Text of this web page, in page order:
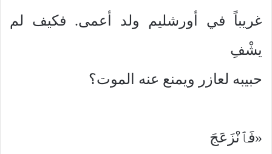
غريباً في أورشليم ولد أعمى. فكيف لم
يشْفِ
حبيبه لعازر ويمنع عنه الموت؟
«فَٱنْزَعَجَ